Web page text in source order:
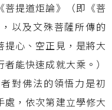
菩提道炬論》（即《菩
以及文殊菩薩所傳的
提心、空正見，是將大
能快速成就大乘。）
對佛法的領悟力是初
，依次第建立學修大